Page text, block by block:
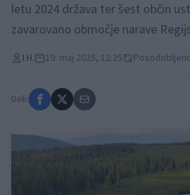
letu 2024 država ter šest občin
zavarovano območje narave
I.H. 19. maj 2025, 12:25
Deli: